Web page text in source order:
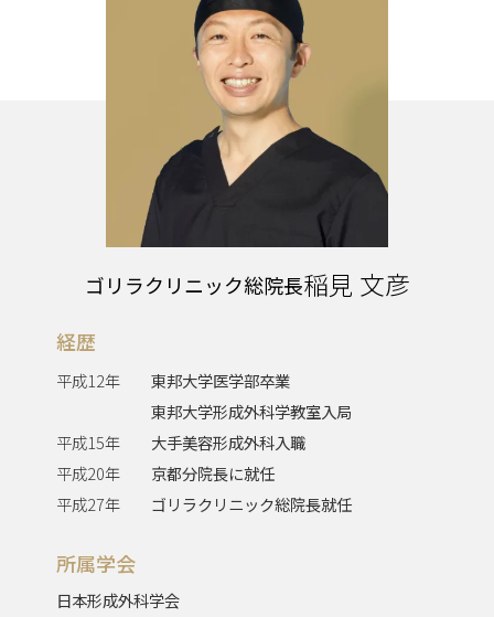
ゴリラクリニック総院長稲見 文彦
経歴
平成12年
東邦大学医学部卒業
東邦大学形成外科学教室入局
平成15年
大手美容形成外科入職
平成20年
京都分院長に就任
平成27年
ゴリラクリニック総院長就任
所属学会
日本形成外科学会